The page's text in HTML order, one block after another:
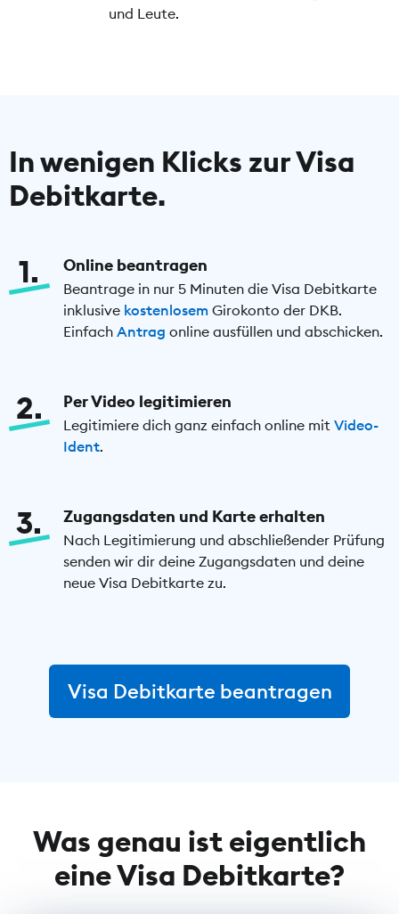
und Leute.
In wenigen Klicks zur Visa
Debitkarte.
1 Online beantragen
Beantrage in nur 5 Minuten die Visa Debitkarte
inklusive kostenlosemGirokonto der DKB.
Einfach Antrag online ausfüllen und abschicken.
2 Per Video legitimieren
Legitimiere dich ganz einfach online mit Video-
Ident.
3 Zugangsdaten und Karte erhalten
Nach Legitimierung und abschließender Prüfung
senden wir dir deine Zugangsdaten und deine
neue Visa Debitkarte zu.
Visa Debitkarte beantragen
Was genau ist eigentlich
eine Visa Debitkarte?